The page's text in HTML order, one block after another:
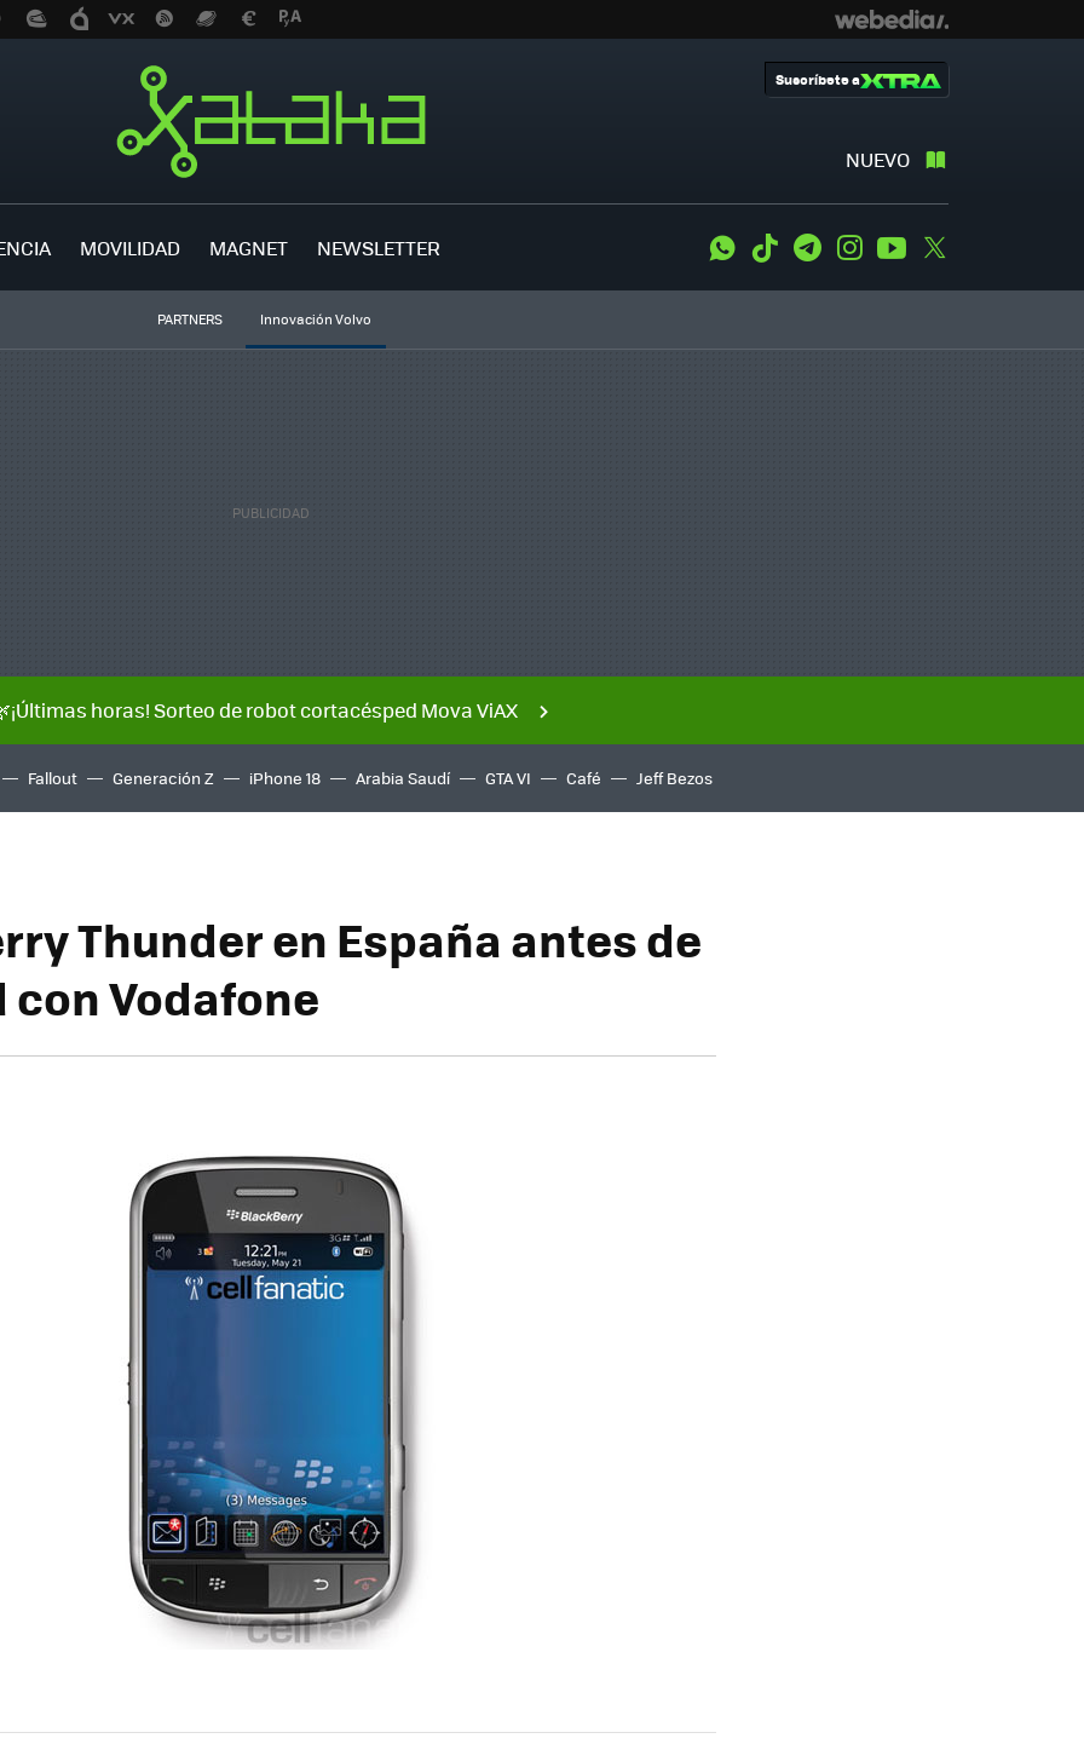
NUEVO
Suscríbete a
MOVILIDAD MAGNET NEWSLETTER WhatsApp
Tiktok TelegramInstagramYoutube
PARTNERS Innovación Volvo
horas! Sorteo de robot cortacésped Mova ViAX
Fallout Generación Z iPhone 18 Arabia Saudí GTA VI Café Jeff Bezos
Thunder en España antes de
con Vodafone